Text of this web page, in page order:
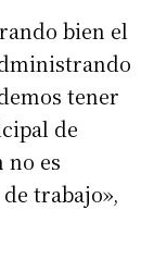
bien el
tener
de
no es
trabajo»,